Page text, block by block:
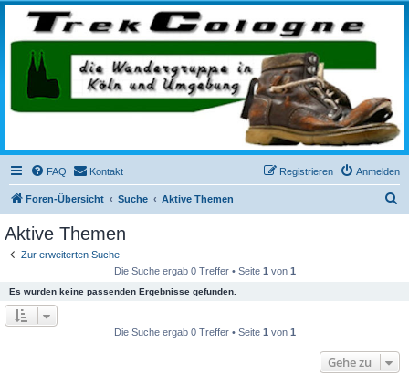
trekcologne.de
Wanderungen rund um Köln
FAQ Kontakt Anmelden
Registrieren
Foren-Übersicht Suche Aktive Themen
Aktive Themen
Zur erweiterten Suche
Die Suche ergab 0 Treffer • Seite 1von 1
Es wurden keine passenden Ergebnisse gefunden.
Die Suche ergab 0 Treffer • Seite 1von 1
Gehe zu